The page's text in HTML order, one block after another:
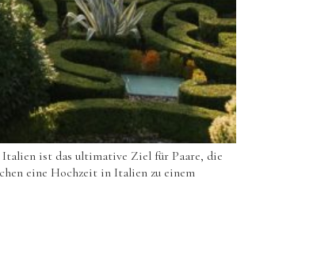
ist das ultimative Ziel für Paare, die
eine Hochzeit in Italien zu einem